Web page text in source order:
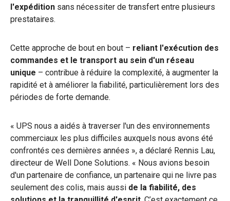
l'expédition sans nécessiter de transfert entre plusieurs
prestataires.
Cette approche de bout en bout – reliant l'exécution des
commandes et le transport au sein d'un réseau
unique – contribue à réduire la complexité, à augmenter la
rapidité et à améliorer la fiabilité, particulièrement lors des
périodes de forte demande.
« UPS nous a aidés à traverser l'un des environnements
commerciaux les plus difficiles auxquels nous avons été
confrontés ces dernières années », a déclaré Rennis Lau,
directeur de Well Done Solutions. « Nous avions besoin
d'un partenaire de confiance, un partenaire qui ne livre pas
seulement des colis, mais aussi de la fiabilité, des